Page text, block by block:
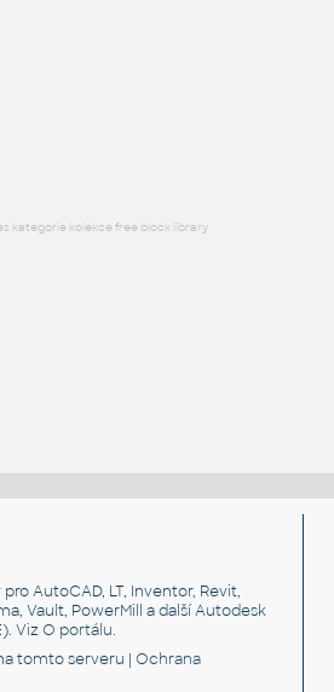
kategorie kolekce free block library
AutoCAD, LT, Inventor, Revit,
Vault, PowerMill a další Autodesk
VizO portálu.
tomto serveru |Ochrana